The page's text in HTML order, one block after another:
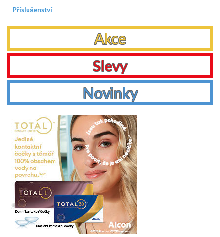
Příslušenství
Akce
Slevy
Novinky